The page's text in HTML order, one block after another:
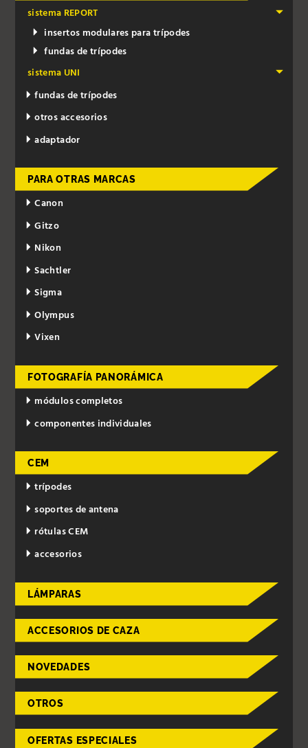
sistema REPORT
insertos modulares para trípodes
fundas de trípodes
sistema UNI
fundas de trípodes
otros accesorios
adaptador
PARA OTRAS MARCAS
Canon
Gitzo
Nikon
Sachtler
Sigma
Olympus
Vixen
FOTOGRAFÍA PANORÁMICA
módulos completos
componentes individuales
CEM
trípodes
soportes de antena
rótulas CEM
accesorios
LÁMPARAS
ACCESORIOS DE CAZA
NOVEDADES
OTROS
OFERTAS ESPECIALES